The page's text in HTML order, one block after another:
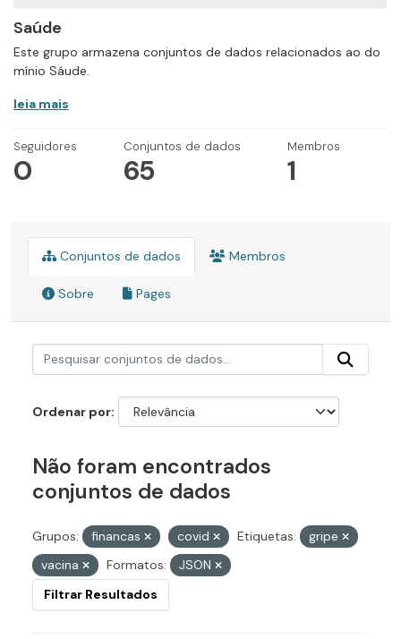
Saúde
Este grupo armazena conjuntos de dados relacionados ao do
mínio Sáude.
leia mais
Seguidores
0
Conjuntos de dados
65
Membros
1
Conjuntos de dados Membros
Sobre Pages
Ordenar por
Não foram encontrados
conjuntos de dados
Grupos: financas covid Etiquetas:
gripe
vacina
Formatos:
JSON
Filtrar Resultados